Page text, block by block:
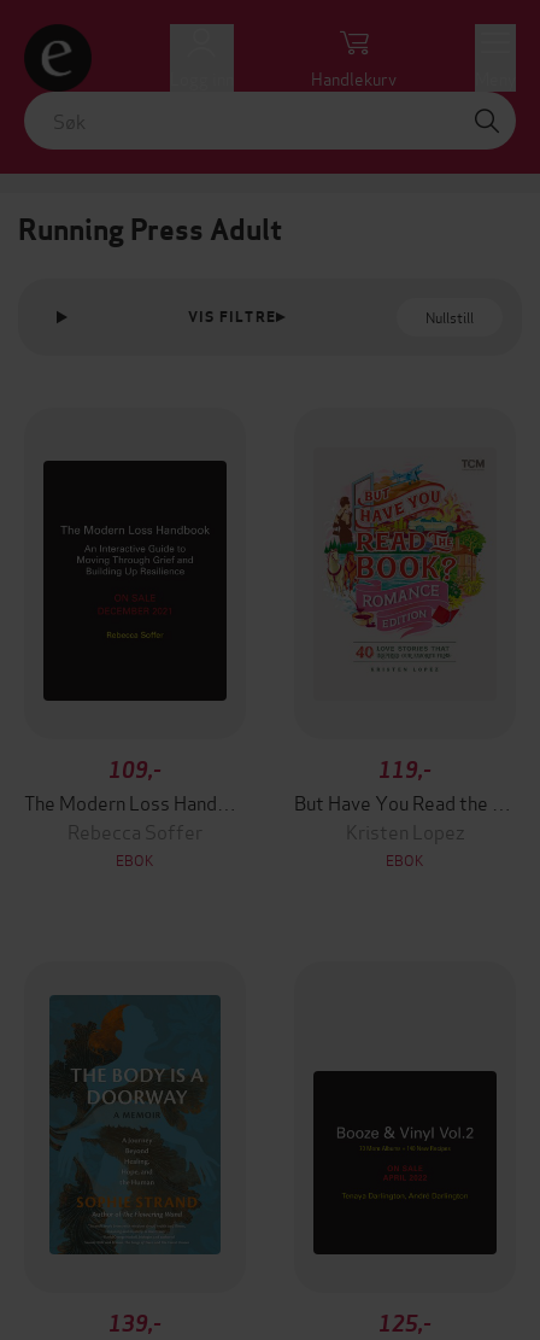
Handlekurv
Running Press Adult
VIS FILTRE Nullstill
109,-
Rebecca Soffer
EBOK
119,-
Kristen Lopez
EBOK
139,-
125,-